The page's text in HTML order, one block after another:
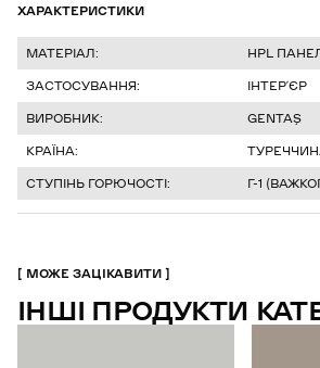
ХАРАКТЕРИСТИКИ
МАТЕРІАЛ:
HPL
ЗАСТОСУВАННЯ:
ІНТЕР’ЄР
ВИРОБНИК:
GENTAŞ
КРАЇНА:
СТУПІНЬ ГОРЮЧОСТІ:
Г-1
МОЖЕ ЗАЦІКАВИТИ
ІНШІ ПРОДУКТИ